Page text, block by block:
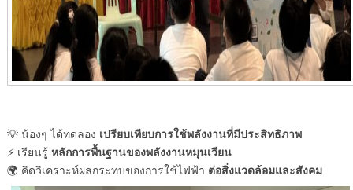
💡 น้องๆ ได้ทดลอง เปรียบเทียบการใช้พลังงานที่มีประสิทธิภาพ
⚡ เรียนรู้ หลักการพื้นฐานของพลังงานหมุนเวียน
🌍 คิดวิเคราะห์ผลกระทบของการใช้ไฟฟ้า ต่อสิ่งแวดล้อมและสังคม